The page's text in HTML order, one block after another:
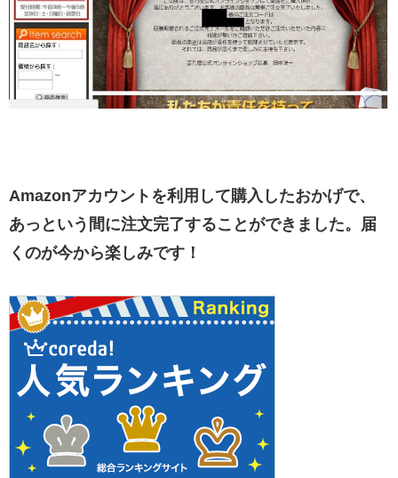
Amazonアカウントを利用して購入したおかげで、
あっという間に注文完了することができました。届
くのが今から楽しみです！